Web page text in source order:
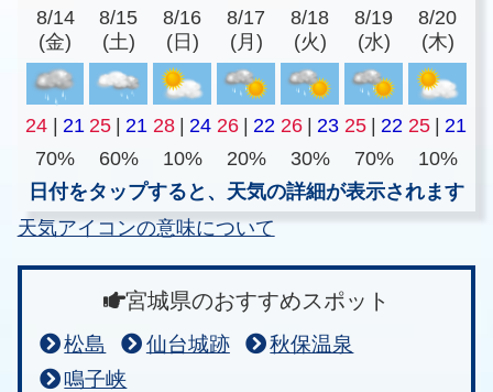
8/14
(金)
8/15
(土)
8/16
(日)
8/17
(月)
8/18
(火)
8/19
(水)
8/20
(木)
24 | 21 25 | 21 28 | 24 26 | 22 26 | 23 25 | 22 25 | 21
70%
60% 10% 20% 30% 70%
10%
日付をタップすると、天気の詳細が表示されます
天気アイコンの意味について
宮城県のおすすめスポット
松島 仙台城跡
秋保温泉
鳴子峡